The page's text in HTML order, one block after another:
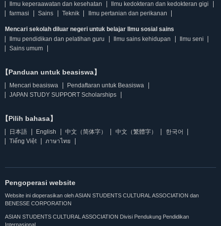
Ilmu keperaawatan dan kesehatan
Ilmu kedokteran dan kedokteran gigi
farmasi
Sains Teknik Ilmu pertanian dan perikanan
Mencari sekolah diluar negeri untuk belajar Ilmu sosial sains
Ilmu pendidikan dan pelatihan guru
Ilmu sains kehidupan
Ilmu seni
Sains umum
【Panduan untuk beasiswa】
Mencari beasiswa
Pendaftaran untuk Beasiswa
JAPAN STUDY SUPPORT Scholarships
【Pilih bahasa】
日本語 English 中文（简体字） 中文（繁體字）
한국어
Tiếng Việt
ภาษาไทย
Pengoperasi website
Website ini dioperasikan oleh ASIAN STUDENTS CULTURAL ASSOCIATION dan
BENESSE CORPORATION
ASIAN STUDENTS CULTURAL ASSOCIATION Divisi Pendukung Pendidikan
Internasional